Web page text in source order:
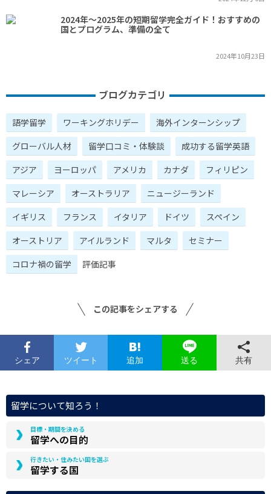
2024年～2025年の短期留学完全ガイド！おすすめの
国とプログラム、準備の全て
2024年10月23日
ブログカテゴリ
語学留学 ワーキングホリデー
海外インターンシップ
グローバル人材
留学口コミ・体験談
成功する留学英語
アジア
ヨーロッパ アメリカ カナダ
フィリピン
マレーシア
オーストラリア
ニュージーランド
イギリス
フランス イタリア ドイツ
スペイン
オーストリア
アイルランド マルタ
セミナー
コロナ禍の留学
評価記事
この記事をシェアする
シェア ツイート 追加 送る 共有
留学について知ろう！
目標・期間を決める
留学への目的
行きたい・住みたい国を選ぶ
留学する国